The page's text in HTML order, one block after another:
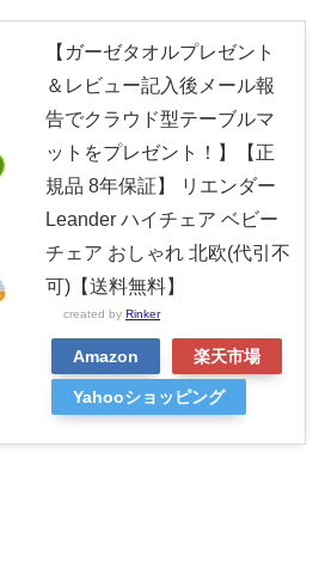
【ガーゼタオルプレゼント
＆レビュー記入後メール報
告でクラウド型テーブルマ
ットをプレゼント！】【正
規品 8年保証】 リエンダー
Leander ハイチェア ベビー
チェア おしゃれ 北欧(代引不
可)【送料無料】
created by Rinker
Amazon 楽天市場
Yahooショッピング